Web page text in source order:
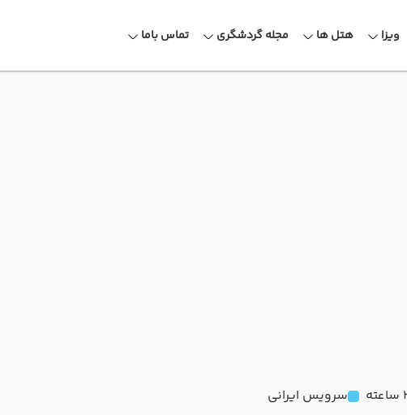
ویزا هتل ها مجله گردشگری تماس باما
سرویس ایرانی